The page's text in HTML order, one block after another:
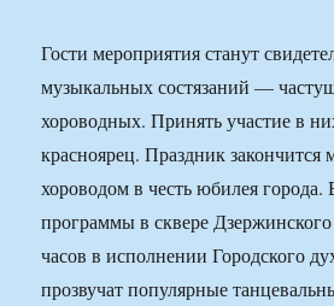
Гости мероприятия станут
музыкальных состязаний —
хороводных. Принять участие в
красноярец. Праздник закончится
хороводом в честь юбилея города.
программы в сквере
часов в исполнении Городского
прозвучат популярные